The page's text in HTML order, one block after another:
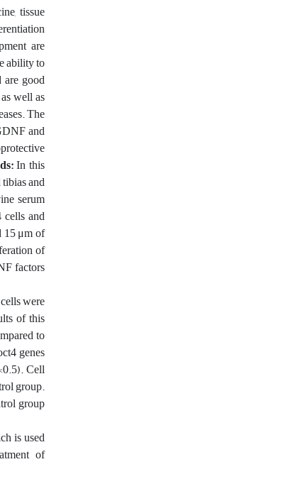
tissue
are
ability to
are good
well as
The
and
In this
and
serum
and
15 μm of
of
factors
were
of this
to
genes
Cell
group.
group
is used
of